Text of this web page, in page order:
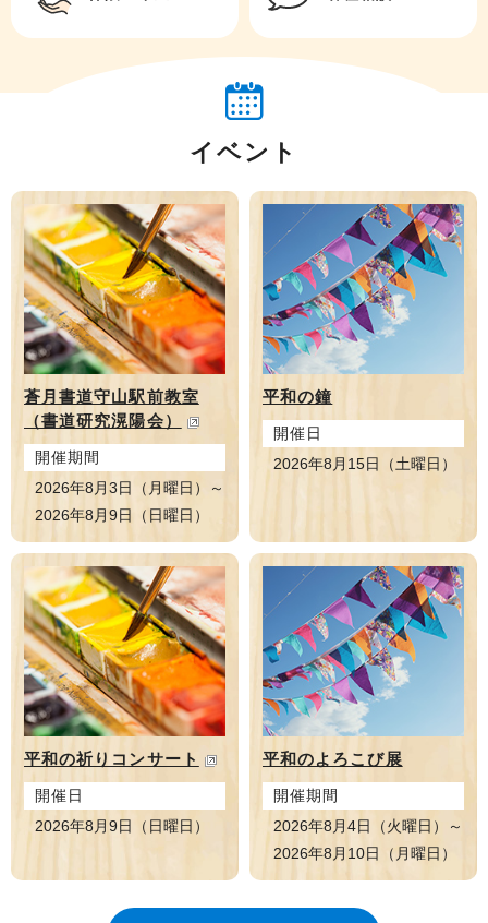
イベント
蒼月書道守山駅前教室
（書道研究滉陽会）
開催期間
2026年8月3日（月曜日）～
2026年8月9日（日曜日）
平和の鐘
開催日
2026年8月15日（土曜日）
平和の祈りコンサート
開催日
2026年8月9日（日曜日）
平和のよろこび展
開催期間
2026年8月4日（火曜日）～
2026年8月10日（月曜日）